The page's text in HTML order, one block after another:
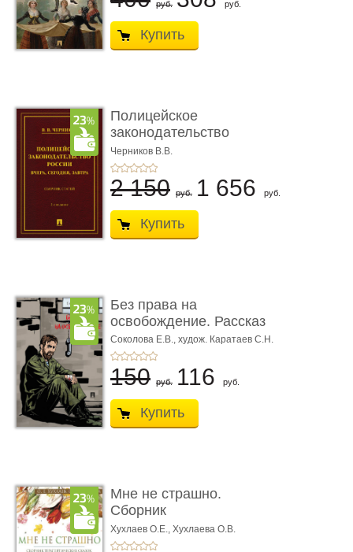
руб. руб.
Купить
Полицейское
законодательство
России: вчера, с� ...
Черников В.В.
2 150 руб. 1 656 руб.
Купить
Без права на
освобождение. Рассказ
Соколова Е.В., худож. Каратаев С.Н.
150 руб. 116 руб.
Купить
Мне не страшно.
Сборник
терапевтических
сказо� ...
Хухлаев О.Е., Хухлаева О.В.